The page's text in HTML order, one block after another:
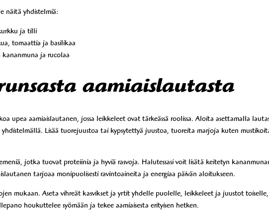
näitä yhdistelmiä:
ja tilli
tomaattia ja basilikaa
kananmuna ja rucolaa
aamiaislautasta
upea aamiaislautanen, jossa leikkeleet ovat tärkeässä roolissa. Aloita asettamalla
Lisää tuorejuustoa tai kypsytettyä juustoa, tuoreita marjoja kuten
jotka tuovat proteiinia ja hyviä rasvoja. Halutessasi voit lisätä keitetyn
tarjoaa monipuolisesti ravintoaineita ja energiaa päivän aloitukseen.
mukaan. Aseta vihreät kasvikset ja yrtit yhdelle puolelle, leikkeleet ja juustot
houkuttelee syömään ja tekee aamiaisesta erityisen hetken.